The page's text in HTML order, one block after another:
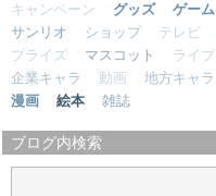
キャンペーン
グッズ ゲーム
サンリオ
ショップ テレビ
プライズ
マスコット ライブ
企業キャラ
動画 地方キャラ
漫画
絵本 雑誌
ブログ内検索